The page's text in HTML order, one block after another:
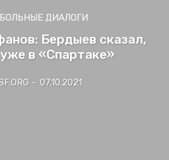
ДИАЛОГИ
Бердыев сказал,
в «Спартаке»
- 07.10.2021